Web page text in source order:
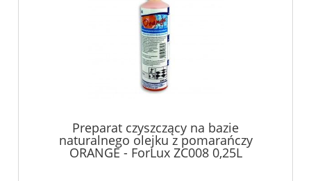
Preparat czyszczący na bazie
naturalnego olejku z pomarańczy
ORANGE - ForLux ZC008 0,25L